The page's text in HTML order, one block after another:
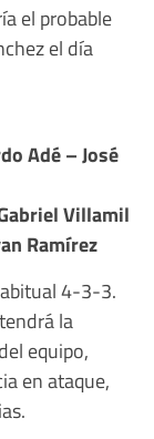
el probable
el día
Adé – José
Villamil
Ramírez
4-3-3.
la
equipo,
en ataque,